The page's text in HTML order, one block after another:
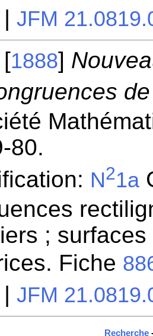
|JFM
[1888]
80.
N21a
;
Fiche
|JFM
Recherche